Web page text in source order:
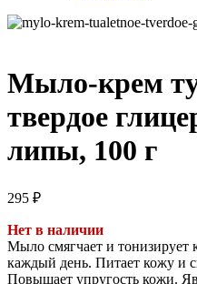
Мыло-крем
твердое
липы, 100 г
295 ₽
Нет в наличии
Мыло смягчает и тонизирует
каждый день. Питает кожу и
Повышает упругость кожи.